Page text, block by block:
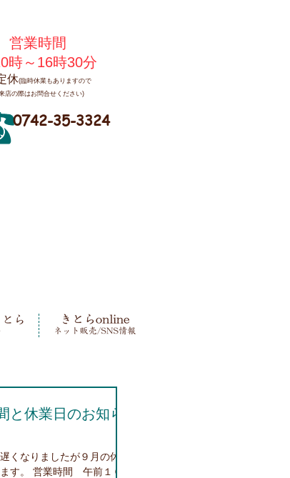
営業時間
時～16時30分
休(臨時休業もありますので
店の際はお問合せください)
0742-35-3324
と休業日のお知ら
くなりましたが９月の休業
す。 営業時間 午前１０時